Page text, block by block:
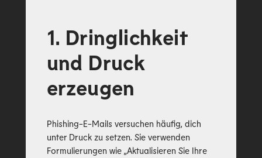
1. Dringlichkeit
und Druck
erzeugen
Phishing-E-Mails versuchen häufig, dich
unter Druck zu setzen. Sie verwenden
Formulierungen wie „Aktualisieren Sie Ihre